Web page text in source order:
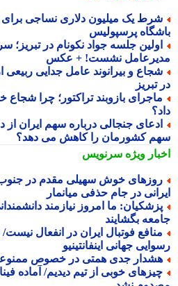
یک میلیون دلاری نساجی برای
پرسپولیس
جلسه جواد نکونام در تبریز؛
نشست! + عکس
و بیرانوند عامل جدایی ربیعی از
تبریز
بازوبند تراکتور؛ چرا شجاع خلیل
جنجالی درباره سهم ایران از
کشورمان را کاهش می دهد؟
ویژهسرنویس
خوش سهیلی مقدم در جنوب شرق
در جام حذفی میانمار
ما امروز نیازمند
بگشایند
فوتبال ایران در انفعال نیست/
جهانی اینفانتینیو
جدی همتی در خصوص ممنوعیت
خوبی از تیم دیدیم/ آماده